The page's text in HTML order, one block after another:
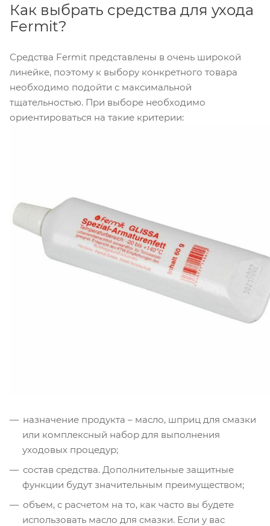
Как выбрать средства для ухода
Fermit?
Средства Fermit представлены в очень широкой
линейке, поэтому к выбору конкретного товара
необходимо подойти с максимальной
тщательностью. При выборе необходимо
ориентироваться на такие критерии:
назначение продукта – масло, шприц для смазки
или комплексный набор для выполнения
уходовых процедур;
состав средства. Дополнительные защитные
функции будут значительным преимуществом;
объем, с расчетом на то, как часто вы будете
использовать масло для смазки. Если у вас